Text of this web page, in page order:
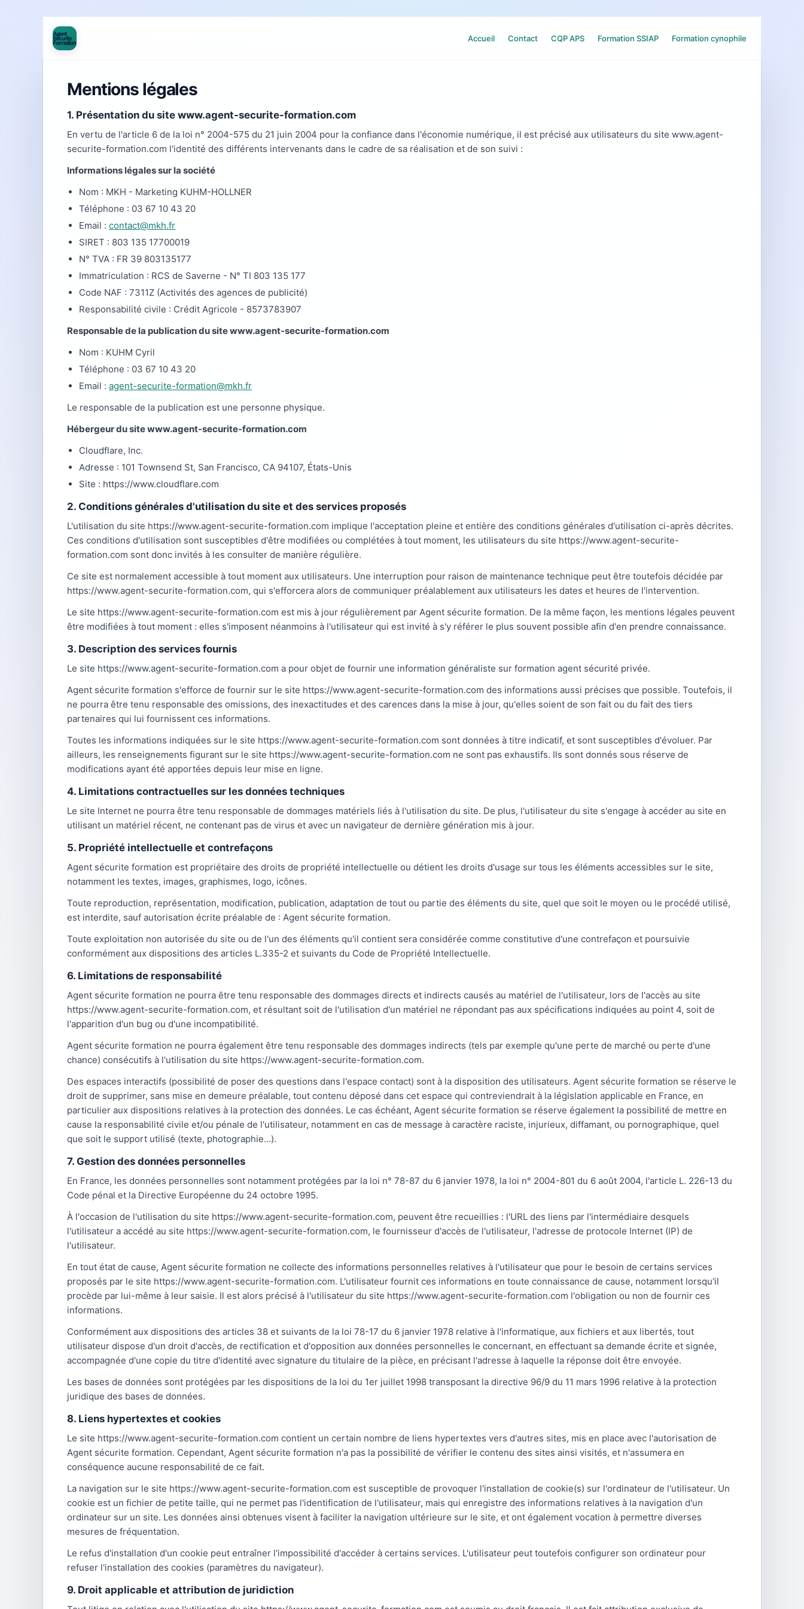
Accueil Contact CQP APS Formation SSIAP Formation cynophile
Mentions légales
1. Présentation du site www.agent-securite-formation.com
En vertu de l'article 6 de la loi n° 2004-575 du 21 juin 2004 pour la confiance dans l'économie numérique, il est précisé aux utilisateurs du site www.agent-
securite-formation.com l'identité des différents intervenants dans le cadre de sa réalisation et de son suivi :
Informations légales sur la société
Nom : MKH - Marketing KUHM-HOLLNER
Téléphone : 03 67 10 43 20
Email : contact@mkh.fr
SIRET : 803 135 17700019
N° TVA : FR 39 803135177
Immatriculation : RCS de Saverne - N° TI 803 135 177
Code NAF : 7311Z (Activités des agences de publicité)
Responsabilité civile : Crédit Agricole - 8573783907
Responsable de la publication du site www.agent-securite-formation.com
Nom : KUHM Cyril
Téléphone : 03 67 10 43 20
Email : agent-securite-formation@mkh.fr
Le responsable de la publication est une personne physique.
Hébergeur du site www.agent-securite-formation.com
Cloudflare, Inc.
Adresse : 101 Townsend St, San Francisco, CA 94107, États-Unis
Site : https://www.cloudflare.com
2. Conditions générales d'utilisation du site et des services proposés
L'utilisation du site https://www.agent-securite-formation.com implique l'acceptation pleine et entière des conditions générales d'utilisation ci-après décrites.
Ces conditions d'utilisation sont susceptibles d'être modifiées ou complétées à tout moment, les utilisateurs du site https://www.agent-securite-
formation.com sont donc invités à les consulter de manière régulière.
Ce site est normalement accessible à tout moment aux utilisateurs. Une interruption pour raison de maintenance technique peut être toutefois décidée par
https://www.agent-securite-formation.com, qui s'efforcera alors de communiquer préalablement aux utilisateurs les dates et heures de l'intervention.
Le site https://www.agent-securite-formation.com est mis à jour régulièrement par Agent sécurite formation. De la même façon, les mentions légales peuvent
être modifiées à tout moment : elles s'imposent néanmoins à l'utilisateur qui est invité à s'y référer le plus souvent possible afin d'en prendre connaissance.
3. Description des services fournis
Le site https://www.agent-securite-formation.com a pour objet de fournir une information généraliste sur formation agent sécurité privée.
Agent sécurite formation s'efforce de fournir sur le site https://www.agent-securite-formation.com des informations aussi précises que possible. Toutefois, il
ne pourra être tenu responsable des omissions, des inexactitudes et des carences dans la mise à jour, qu'elles soient de son fait ou du fait des tiers
partenaires qui lui fournissent ces informations.
Toutes les informations indiquées sur le site https://www.agent-securite-formation.com sont données à titre indicatif, et sont susceptibles d'évoluer. Par
ailleurs, les renseignements figurant sur le site https://www.agent-securite-formation.com ne sont pas exhaustifs. Ils sont donnés sous réserve de
modifications ayant été apportées depuis leur mise en ligne.
4. Limitations contractuelles sur les données techniques
Le site Internet ne pourra être tenu responsable de dommages matériels liés à l'utilisation du site. De plus, l'utilisateur du site s'engage à accéder au site en
utilisant un matériel récent, ne contenant pas de virus et avec un navigateur de dernière génération mis à jour.
5. Propriété intellectuelle et contrefaçons
Agent sécurite formation est propriétaire des droits de propriété intellectuelle ou détient les droits d'usage sur tous les éléments accessibles sur le site,
notamment les textes, images, graphismes, logo, icônes.
Toute reproduction, représentation, modification, publication, adaptation de tout ou partie des éléments du site, quel que soit le moyen ou le procédé utilisé,
est interdite, sauf autorisation écrite préalable de : Agent sécurite formation.
Toute exploitation non autorisée du site ou de l'un des éléments qu'il contient sera considérée comme constitutive d'une contrefaçon et poursuivie
conformément aux dispositions des articles L.335-2 et suivants du Code de Propriété Intellectuelle.
6. Limitations de responsabilité
Agent sécurite formation ne pourra être tenu responsable des dommages directs et indirects causés au matériel de l'utilisateur, lors de l'accès au site
https://www.agent-securite-formation.com, et résultant soit de l'utilisation d'un matériel ne répondant pas aux spécifications indiquées au point 4, soit de
l'apparition d'un bug ou d'une incompatibilité.
Agent sécurite formation ne pourra également être tenu responsable des dommages indirects (tels par exemple qu'une perte de marché ou perte d'une
chance) consécutifs à l'utilisation du site https://www.agent-securite-formation.com.
Des espaces interactifs (possibilité de poser des questions dans l'espace contact) sont à la disposition des utilisateurs. Agent sécurite formation se réserve le
droit de supprimer, sans mise en demeure préalable, tout contenu déposé dans cet espace qui contreviendrait à la législation applicable en France, en
particulier aux dispositions relatives à la protection des données. Le cas échéant, Agent sécurite formation se réserve également la possibilité de mettre en
cause la responsabilité civile et/ou pénale de l'utilisateur, notamment en cas de message à caractère raciste, injurieux, diffamant, ou pornographique, quel
que soit le support utilisé (texte, photographie…).
7. Gestion des données personnelles
En France, les données personnelles sont notamment protégées par la loi n° 78-87 du 6 janvier 1978, la loi n° 2004-801 du 6 août 2004, l'article L. 226-13 du
Code pénal et la Directive Européenne du 24 octobre 1995.
À l'occasion de l'utilisation du site https://www.agent-securite-formation.com, peuvent être recueillies : l'URL des liens par l'intermédiaire desquels
l'utilisateur a accédé au site https://www.agent-securite-formation.com, le fournisseur d'accès de l'utilisateur, l'adresse de protocole Internet (IP) de
l'utilisateur.
En tout état de cause, Agent sécurite formation ne collecte des informations personnelles relatives à l'utilisateur que pour le besoin de certains services
proposés par le site https://www.agent-securite-formation.com. L'utilisateur fournit ces informations en toute connaissance de cause, notamment lorsqu'il
procède par lui-même à leur saisie. Il est alors précisé à l'utilisateur du site https://www.agent-securite-formation.com l'obligation ou non de fournir ces
informations.
Conformément aux dispositions des articles 38 et suivants de la loi 78-17 du 6 janvier 1978 relative à l'informatique, aux fichiers et aux libertés, tout
utilisateur dispose d'un droit d'accès, de rectification et d'opposition aux données personnelles le concernant, en effectuant sa demande écrite et signée,
accompagnée d'une copie du titre d'identité avec signature du titulaire de la pièce, en précisant l'adresse à laquelle la réponse doit être envoyée.
Les bases de données sont protégées par les dispositions de la loi du 1er juillet 1998 transposant la directive 96/9 du 11 mars 1996 relative à la protection
juridique des bases de données.
8. Liens hypertextes et cookies
Le site https://www.agent-securite-formation.com contient un certain nombre de liens hypertextes vers d'autres sites, mis en place avec l'autorisation de
Agent sécurite formation. Cependant, Agent sécurite formation n'a pas la possibilité de vérifier le contenu des sites ainsi visités, et n'assumera en
conséquence aucune responsabilité de ce fait.
La navigation sur le site https://www.agent-securite-formation.com est susceptible de provoquer l'installation de cookie(s) sur l'ordinateur de l'utilisateur. Un
cookie est un fichier de petite taille, qui ne permet pas l'identification de l'utilisateur, mais qui enregistre des informations relatives à la navigation d'un
ordinateur sur un site. Les données ainsi obtenues visent à faciliter la navigation ultérieure sur le site, et ont également vocation à permettre diverses
mesures de fréquentation.
Le refus d'installation d'un cookie peut entraîner l'impossibilité d'accéder à certains services. L'utilisateur peut toutefois configurer son ordinateur pour
refuser l'installation des cookies (paramètres du navigateur).
9. Droit applicable et attribution de juridiction